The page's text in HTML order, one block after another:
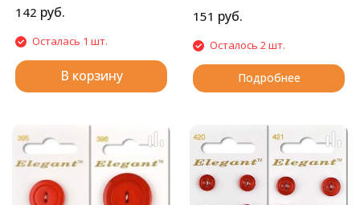
142 руб.
Осталась 1 шт.
В корзину
отверстиями.
151 руб.
Осталось 2 шт.
Подробнее